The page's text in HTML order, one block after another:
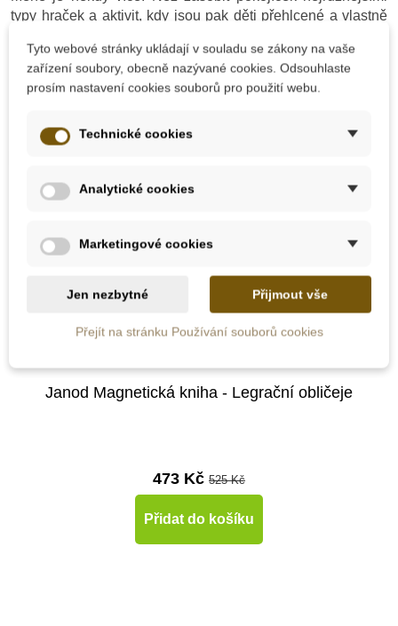
typy hraček a aktivit, kdy jsou pak děti přehlcené a vlastně
kterou lze pak napasovat více herních aktivit. Z vlastní
zkušenosti vím, že pak děti nebudou roztěkané, nebudou se
nudit a vymýšlet lumpárny.
Janod Magnetická kniha - Legrační obličeje
473 Kč 525 Kč
Přidat do košíku
Tyto webové stránky ukládají v souladu se zákony na vaše
zařízení soubory, obecně nazývané cookies. Odsouhlaste
prosím nastavení cookies souborů pro použití webu.
Technické cookies
Analytické cookies
Marketingové cookies
Jen nezbytné Přijmout vše
Přejít na stránku Používání souborů cookies